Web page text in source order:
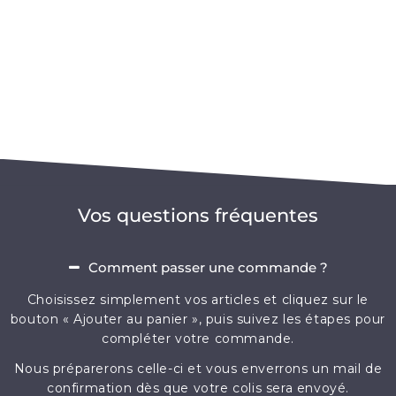
Vos questions fréquentes
Comment passer une commande ?
Choisissez simplement vos articles et cliquez sur le
bouton « Ajouter au panier », puis suivez les étapes pour
compléter votre commande.
Nous préparerons celle-ci et vous enverrons un mail de
confirmation dès que votre colis sera envoyé.